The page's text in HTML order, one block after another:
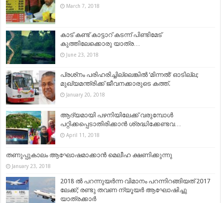
March 7, 2018
കാട് കണ്ട് കാട്ടാറ് കടന്ന് പിണ്ടിമേട്
കുത്തിലേക്കൊരു യാത്ര…
June 23, 2018
പ്രശ്‌നം പരിഹരിച്ചില്ലെങ്കില്‍ ‘മിന്നല്‍’ ഓടില്ല;
മുഖ്യമന്ത്രിക്ക് ജീവനക്കാരുടെ കത്ത്.
January 20, 2018
ആദ്യമായി പഴനിയിലേക്ക് വരുമ്പോൾ
പറ്റിക്കപ്പെടാതിരിക്കാൻ ശ്രദ്ധിക്കേണ്ടവ…
April 11, 2018
തണുപ്പുകാലം ആഘോഷമാക്കാൻ മെലീഹ ക്ഷണിക്കുന്നു
January 23, 2018
2018 ല്‍ പറന്നുയര്‍ന്ന വിമാനം പറന്നിറങ്ങിയത് 2017
ലേക്ക്; രണ്ടു തവണ ന്യൂയര്‍ ആഘോഷിച്ചു
യാത്രക്കാര്‍